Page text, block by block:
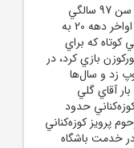
پرويز کوزه‌کناني از مفاخر باشگاه استقلال در سن 97 سالگي
دارفاني را وداع گفت. مرحوم کوزه‌کناني در اواخر دهه 20 به
کوتاه که براي
بازي کرد، در
زد و سال‌ها
آقاي گلي
حدود
پرويز کوزه‌کناني
خدمت باشگاه